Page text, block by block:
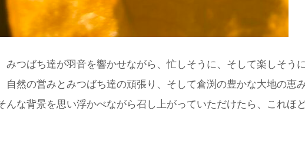
みつばち達が羽音を響かせながら、忙しそうに、そして楽しそう
自然の営みとみつばち達の頑張り、そして倉渕の豊かな大地の恵
んな背景を思い浮かべながら召し上がっていただけたら、これほ